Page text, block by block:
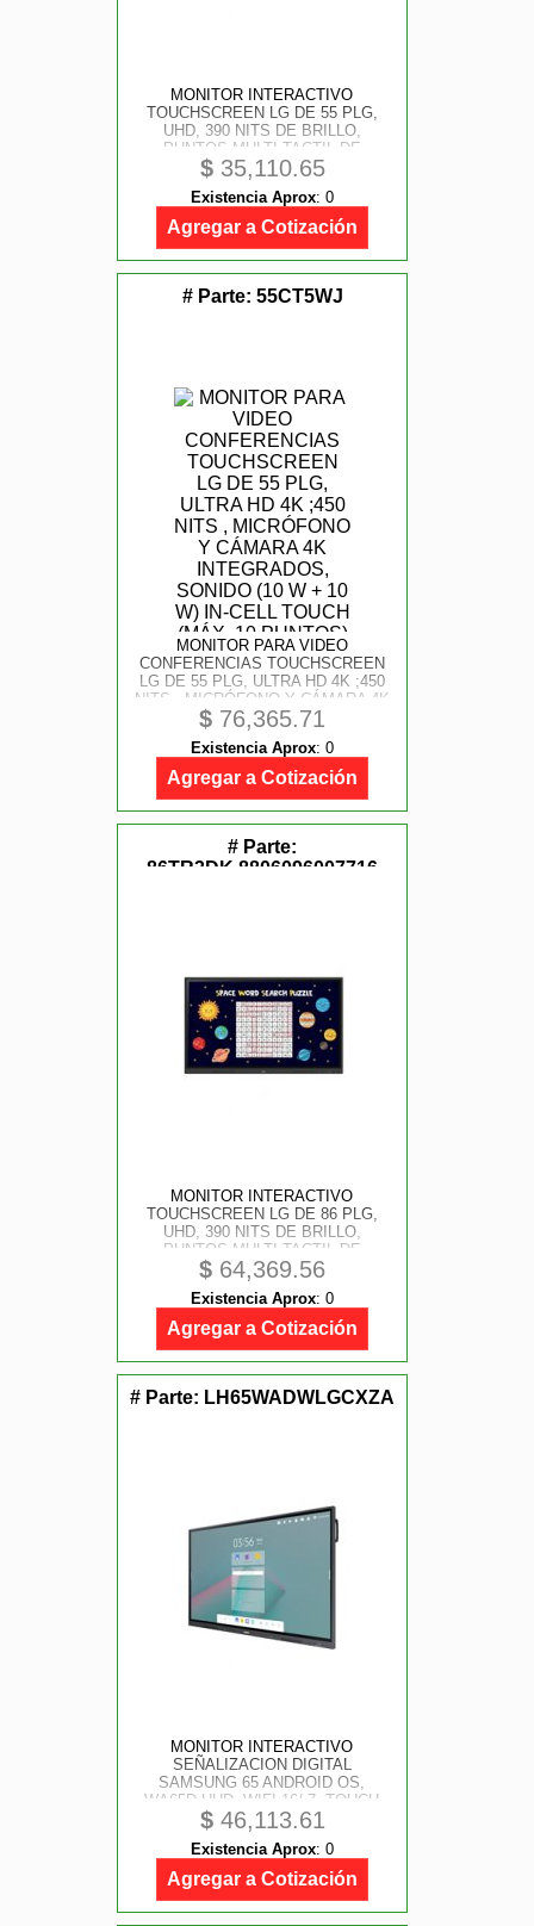
MONITOR INTERACTIVO
TOUCHSCREEN LG DE 55 PLG,
UHD, 390 NITS DE BRILLO,
PUNTOS MULTI-TACTIL DE
ESCRITURA 40; HDMI (3),
ENTRADA RGB/ AUDIO, ENTRADA
RS232C, RJ45, USB 2.0, SISTEMA
ANDROID
$35,110.65
Existencia Aprox: 0
Agregar a Cotización
# Parte: 55CT5WJ
MONITOR PARA VIDEO
CONFERENCIAS TOUCHSCREEN
LG DE 55 PLG, ULTRA HD 4K ;450
NITS , MICRÓFONO Y CÁMARA 4K
INTEGRADOS, SONIDO (10 W + 10
W) IN-CELL TOUCH (MÁX. 10
PUNTOS)
$ 76,365.71
Existencia Aprox: 0
Agregar a Cotización
# Parte:
86TR3DK,8806096007716
MONITOR INTERACTIVO
TOUCHSCREEN LG DE 86 PLG,
UHD, 390 NITS DE BRILLO,
PUNTOS MULTI-TACTIL DE
ESCRITURA 40; HDMI (3),
ENTRADA RGB/ AUDIO, ENTRADA
RS232C, RJ45, USB 2.0, SISTEMA
ANDROID
$ 64,369.56
Existencia Aprox: 0
Agregar a Cotización
# Parte: LH65WADWLGCXZA
MONITOR INTERACTIVO
SEÑALIZACION DIGITAL
SAMSUNG 65 ANDROID OS,
WA65D UHD, WIFI 16/ 7, TOUCH
$46,113.61
Existencia Aprox: 0
Agregar a Cotización